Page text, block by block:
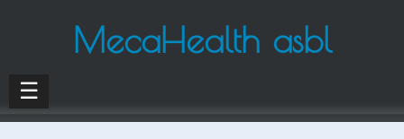
MecaHealth asbl
☰